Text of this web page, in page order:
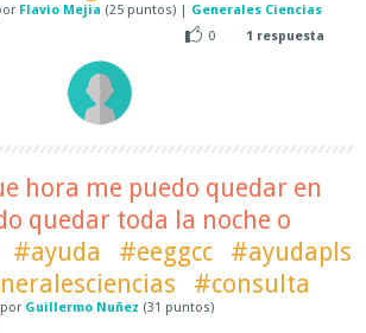
Flavio Mejia (25 puntos) | Generales Ciencias
0
1 respuesta
hora me puedo quedar en
quedar toda la noche o
#ayuda #eeggcc
#ayudapls
#consulta
por Guillermo Nuñez (31 puntos)